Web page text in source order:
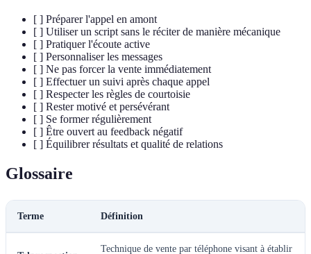
[ ] Préparer l'appel en amont
[ ] Utiliser un script sans le réciter de manière mécanique
[ ] Pratiquer l'écoute active
[ ] Personnaliser les messages
[ ] Ne pas forcer la vente immédiatement
[ ] Effectuer un suivi après chaque appel
[ ] Respecter les règles de courtoisie
[ ] Rester motivé et persévérant
[ ] Se former régulièrement
[ ] Être ouvert au feedback négatif
[ ] Équilibrer résultats et qualité de relations
Glossaire
Terme Définition
Technique de vente par téléphone visant à établir